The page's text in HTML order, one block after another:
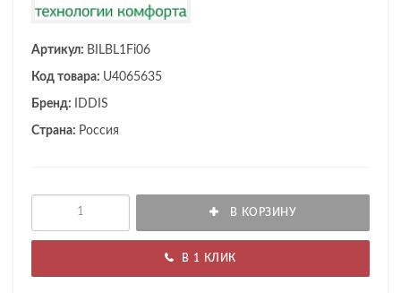
Артикул: BILBL1Fi06
Код товара: U4065635
Бренд: IDDIS
Страна: Россия
В КОРЗИНУ
В 1 КЛИК